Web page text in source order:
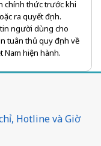
chính thức trước khi
ra quyết định.
người dùng cho
tuân thủ quy định về
Nam hiện hành.
Hotline và Giờ